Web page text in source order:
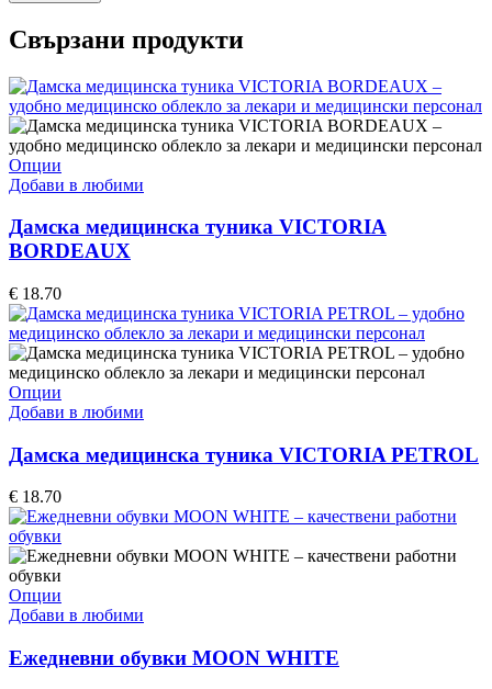
Свързани продукти
Опции
product
multiple
variants.
The
may
be
chosen
on
the
product
page
Добави в любими
Дамска медицинска туника VICTORIA
BORDEAUX
€ 18.70
Опции
product
multiple
variants.
The
options
may
be
chosen
the
product
Добави в любими
Дамска медицинска туника VICTORIA PETROL
€ 18.70
Опции
product
multiple
variants.
Добави в любими
Ежедневни обувки MOON WHITE